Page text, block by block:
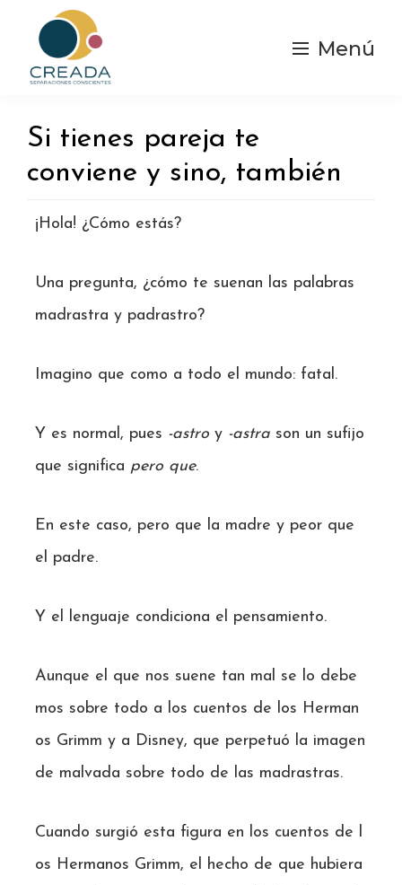
contenido
principal
Separación
Consciente
y
Conscientes
Menú
Si tienes pareja te
conviene y sino, también
¡Hola! ¿Cómo estás?
Una pregunta, ¿cómo te suenan las palabras
madrastra y padrastro?
Imagino que como a todo el mundo: fatal.
Y es normal, pues -astro y -astra son un sufijo
que significa pero que.
En este caso, pero que la madre y peor que
el padre.
Y el lenguaje condiciona el pensamiento.
Aunque el que nos suene tan mal se lo debe
mos sobre todo a los cuentos de los Herman
os Grimm y a Disney, que perpetuó la imagen
de malvada sobre todo de las madrastras.
Cuando surgió esta figura en los cuentos de l
os Hermanos Grimm, el hecho de que hubiera